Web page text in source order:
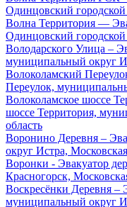
Одинцовский городской
Волна Территория —
Одинцовский городской
Володарского Улица –
муниципальный округ
Волоколамский
Переулок,
Волоколамское шоссе
шоссе Территория,
область
Воронино Деревня –
округ Истра,
Воронки - Эвакуатор
Красногорск,
Воскресёнки Деревня –
муниципальный округ